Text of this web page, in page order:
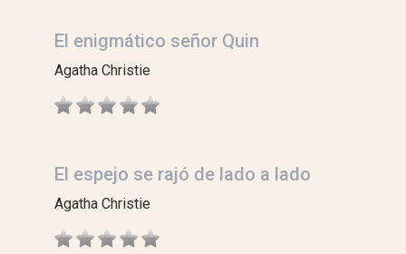
El enigmático señor Quin
Agatha Christie
El espejo se rajó de lado a lado
Agatha Christie